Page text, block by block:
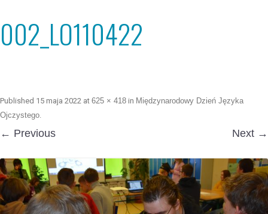
002_LO110422
Published 15 maja 2022 at 625 × 418 in Międzynarodowy Dzień Języka
Ojczystego.
← Previous Next →